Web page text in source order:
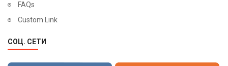
массивом дерева
FAQs
Custom Link
СОЦ. СЕТИ